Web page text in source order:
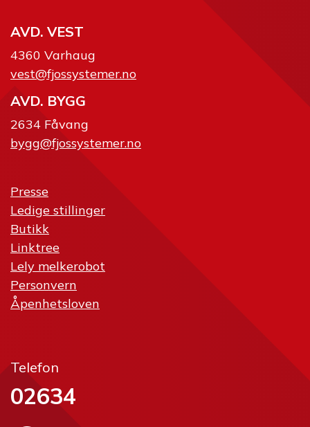
AVD. VEST
4360 Varhaug
vest@fjossystemer.no
AVD. BYGG
2634 Fåvang
bygg@fjossystemer.no
Presse
Ledige stillinger
Butikk
Linktree
Lely melkerobot
Personvern
Åpenhetsloven
Telefon
02634